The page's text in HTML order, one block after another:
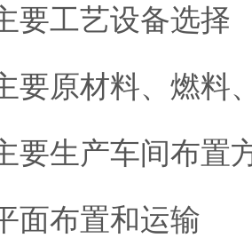
要工艺设备选择
要原材料、燃料
要生产车间布置
面布置和运输